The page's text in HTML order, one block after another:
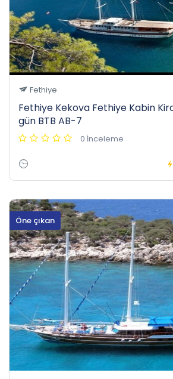
Fethiye
Fethiye Kekova Fethiye Kabin
gün BTB AB-7
0 İnceleme
Öne çıkan